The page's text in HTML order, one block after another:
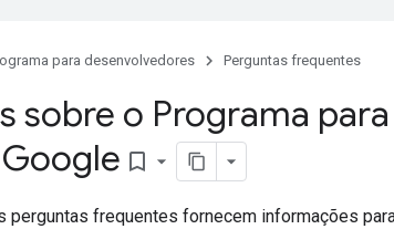
para desenvolvedores Perguntas frequentes
sobre o Programa para
bookmark_border
perguntas frequentes fornecem informações